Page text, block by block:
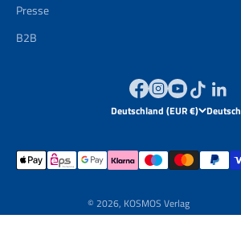
Presse
B2B
Deutschland (EUR €) Deutsch
© 2026, KOSMOS Verlag
Powered byBrand Boosting GmbH